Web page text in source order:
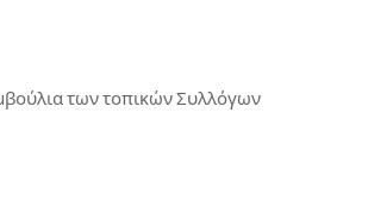
των τοπικών Συλλόγων